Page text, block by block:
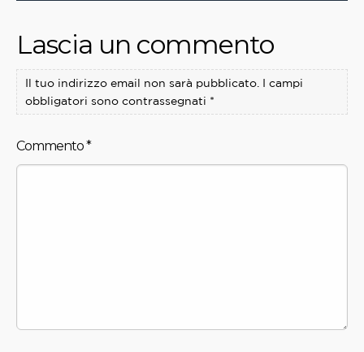
Lascia un commento
Il tuo indirizzo email non sarà pubblicato. I campi
obbligatori sono contrassegnati *
Commento*